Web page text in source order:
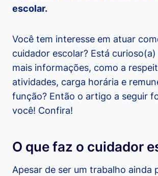
escolar.
Você tem interesse em atuar
cuidador escolar? Está
mais informações, como a
atividades, carga horária e
função? Então o artigo a seguir
você! Confira!
O que faz o cuidador
Apesar de ser um trabalho ainda